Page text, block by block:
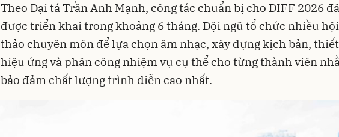
Theo Đại tá Trần Anh Mạnh, công tác chuẩn bị cho DIFF 2026 đã
được triển khai trong khoảng 6 tháng. Đội ngũ tổ chức nhiều hội
thảo chuyên môn để lựa chọn âm nhạc, xây dựng kịch bản,
hiệu ứng và phân công nhiệm vụ cụ thể cho từng thành viên
bảo đảm chất lượng trình diễn cao nhất.